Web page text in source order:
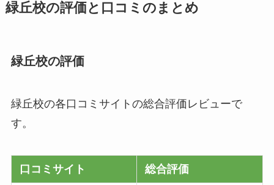
緑丘校の評価と口コミのまとめ
緑丘校の評価
緑丘校の各口コミサイトの総合評価レビューで
す。
口コミサイト 総合評価